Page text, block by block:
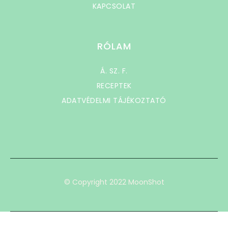
KAPCSOLAT
RÓLAM
Á. SZ. F.
RECEPTEK
ADATVÉDELMI TÁJÉKOZTATÓ
© Copyright 2022 MoonShot